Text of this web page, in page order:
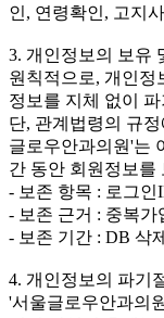
인, 연령확인, 고지
3. 개인정보의 보유
원칙적으로, 개인정
정보를 지체 없이
단, 관계법령의 규
글로우안과의원'는
간 동안 회원정보를
- 보존 항목 : 로그인
- 보존 근거 : 중복가
- 보존 기간 : DB 삭
4. 개인정보의 파기
'서울글로우안과의